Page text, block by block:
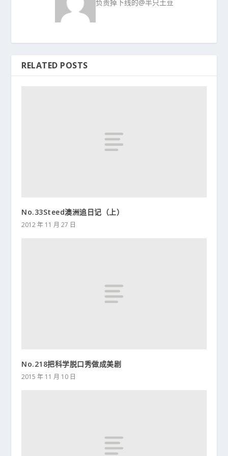
负责掉下线的@半只土豆
RELATED POSTS
No.33Steed澳洲追日记（上）
2012 年 11 月 27 日
No.218把科学脱口秀做成美剧
2015 年 11 月 10 日